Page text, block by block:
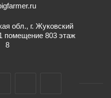
обл., г. Жуковский
помещение 803 этаж
8